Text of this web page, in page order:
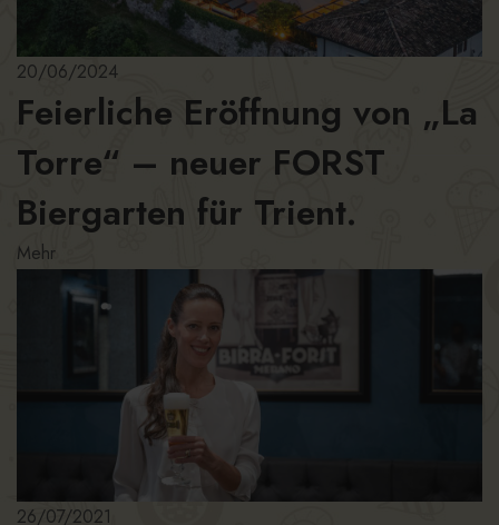
20/06/2024
Feierliche Eröffnung von „La
Torre“ – neuer FORST
Biergarten für Trient.
Mehr
26/07/2021